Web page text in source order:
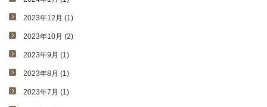
2023年12月 (1)
2023年10月 (2)
2023年9月 (1)
2023年8月 (1)
2023年7月 (1)